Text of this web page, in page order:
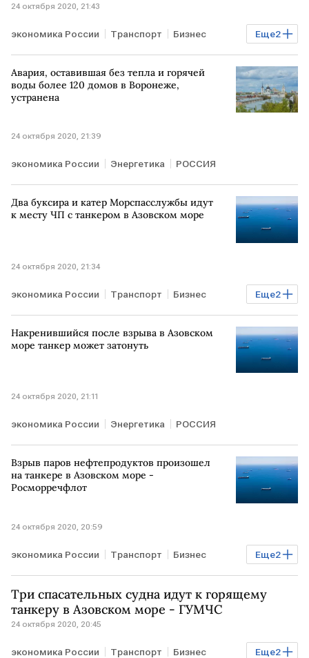
24 октября 2020, 21:43
Еще2
экономика России Транспорт Бизнес
Энергетика РОССИЯ
Авария, оставившая без тепла и горячей
воды более 120 домов в Воронеже,
устранена
24 октября 2020, 21:39
экономика России Энергетика РОССИЯ
Два буксира и катер Морспасслужбы идут
к месту ЧП с танкером в Азовском море
24 октября 2020, 21:34
Еще2
экономика России Транспорт Бизнес
Энергетика РОССИЯ
Накренившийся после взрыва в Азовском
море танкер может затонуть
24 октября 2020, 21:11
экономика России Энергетика РОССИЯ
Взрыв паров нефтепродуктов произошел
на танкере в Азовском море -
Росморречфлот
24 октября 2020, 20:59
Еще2
экономика России Транспорт Бизнес
Энергетика РОССИЯ
Три спасательных судна идут к горящему
танкеру в Азовском море - ГУМЧС
24 октября 2020, 20:45
Еще2
экономика России Транспорт Бизнес